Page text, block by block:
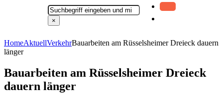
Suchen
×
HomeAktuellVerkehrBauarbeiten am Rüsselsheimer Dreieck dauern
länger
Bauarbeiten am Rüsselsheimer Dreieck
dauern länger